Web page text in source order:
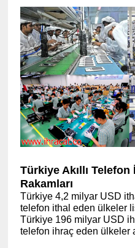
Türkiye Akıllı
Rakamları
Türkiye 4,2 milyar USD
telefon ithal eden ülkeler
Türkiye 196 milyar USD
telefon ihraç eden ülkeler